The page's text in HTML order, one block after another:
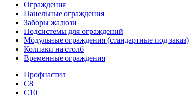
Ограждения
Панельные ограждения
Заборы жалюзи
Подсистемы для ограждений
Модульные ограждения (стандартные под заказ)
Колпаки на столб
Временные ограждения
Профнастил
С8
С10